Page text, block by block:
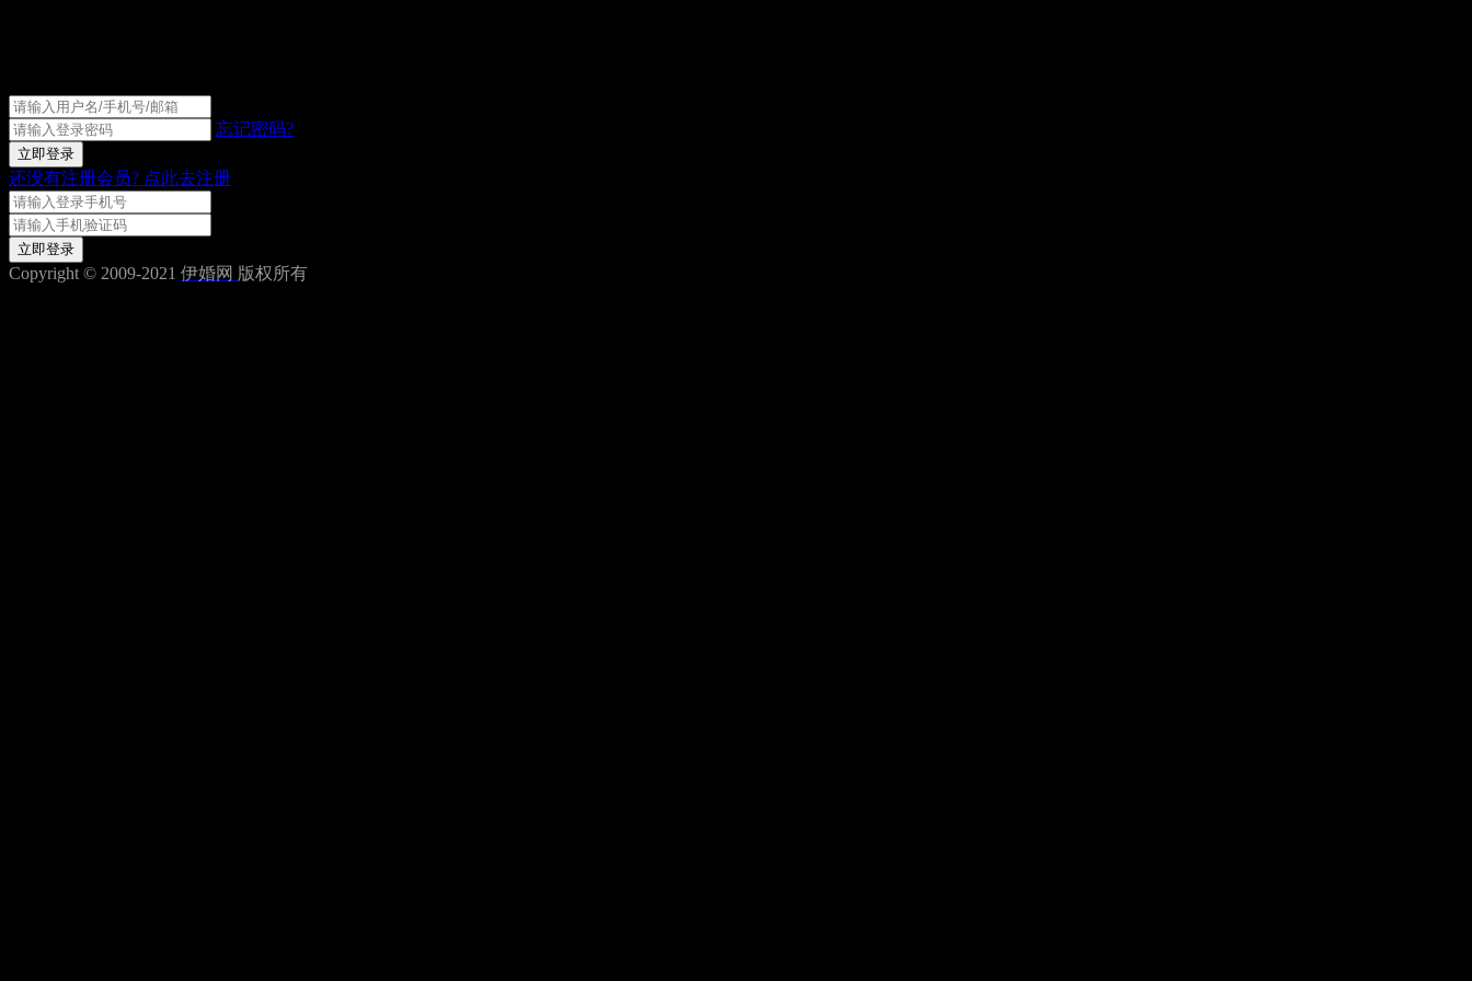
忘记密码?
立即登录
还没有注册会员? 点此去注册
立即登录
Copyright © 2009-2021 伊婚网 版权所有